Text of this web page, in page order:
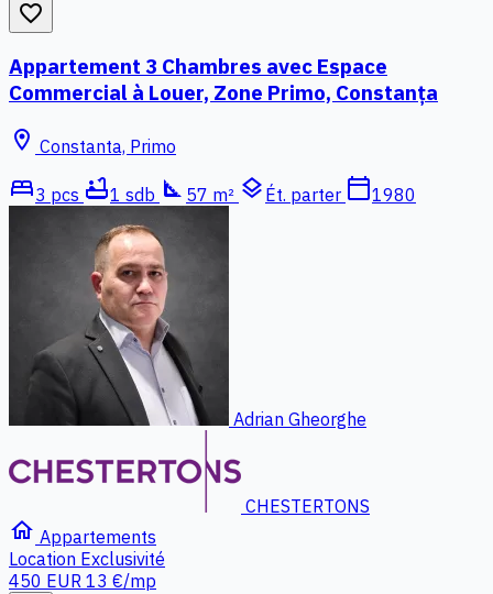
favorite_border
Appartement 3 Chambres avec Espace
Commercial à Louer, Zone Primo, Constanța
location_on Constanta, Primo
bed3 pcs bathtub1 sdb square_foot 57 m² layers Ét. parter calendar_today1980
Adrian Gheorghe
CHESTERTONS
home Appartements
Location Exclusivité
450 EUR 13 €/mp